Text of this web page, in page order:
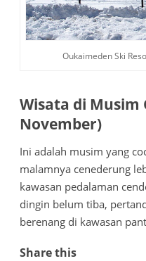
Oukaimeden Ski
Wisata di Musim
November)
Ini adalah musim yang
malamnya cenederung
kawasan pedalaman
dingin belum tiba,
berenang di kawasan
Share this